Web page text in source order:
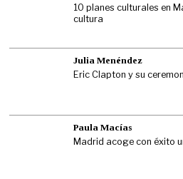
10 planes culturales en
cultura
Julia Menéndez
Eric Clapton y su
Paula Macías
Madrid acoge con éxito